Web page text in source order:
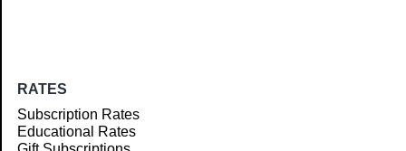
RATES
Subscription Rates
Educational Rates